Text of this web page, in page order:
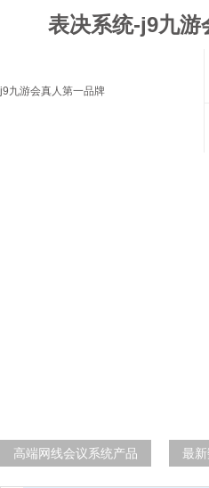
表决系统-j9九游
j9九游会真人第一品牌
高端网线会议系统产品 最